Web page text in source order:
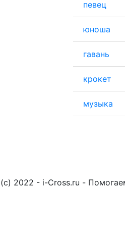
певец
юноша
гавань
крокет
музыка
(c) 2022 - i-Cross.ru -